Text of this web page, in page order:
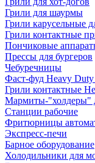
Грили для шаурмы
Грили карусельные
Грили контактные
Пончиковые
Прессы для бургеров
Чебуречницы
Фаст-фуд Heavy
Грили контактные
Мармиты-"холдеры"
Станции рабочие
Фритюрницы
Экспресс-печи
Барное оборудование
Холодильники для